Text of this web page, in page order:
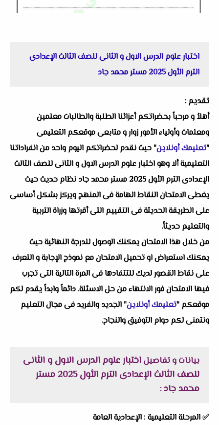
اختبار علوم الدرس الاول و الثانى للصف الثالث الإعدادى
الترم الأول 2025 مستر محمد جاد
تقديم :
أهلاُ و مرحباً بحضراتكم أعزائنا الطلبة والطالبات معلمين
ومعلمات وأولياء الأمور زوار و متابعى موقعكم التعليمى
"تعليمك أونلاين" حيث نقدم لحضراتكم اليوم واحد من انفراداتنا
التعليمية ألا وهو اختبار علوم الدرس الاول و الثانى للصف الثالث
الإعدادى الترم الأول 2025 مستر محمد جاد نظام حديث حيث
يغطى الامتحان النقاط الهامة فى المنهج ويركز بشكل أساسى
على الطريقة الحديثة فى التقييم التى أقرتها وزراة التربية
والتعليم حديثاً.
من خلال هذا الامتحان يمكنك الوصول للدرجة النهائية حيث
يمكنك استعراض او تحميل الامتحان مع نموذج الإجابة و التعرف
على نقاط القصور لديك للتتفادها فى المرة التالية التى تجرب
فيها الامتحان فور الانتهاء من حل الاسئلة. دائماً وابداً يقدم لكم
موقعكم "تعليمك أونلاين" الجديد والفريد فى مجال التعليم
ونتمنى لكم دوام التوفيق والنجاح.
بيانات و تفاصيلاختبار علوم الدرس الاول و الثانى
للصف الثالث الإعدادى الترم الأول 2025 مستر
محمد جاد:
✅المرحلة التعليمية : الإعدادية العامة